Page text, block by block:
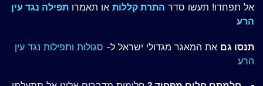
אל תפחדו! תעשו סדר התרת קללות או תאמרו תפילה נגד עין
הרע
תנסו גם את המאגר מגדולי ישראל ל- סגולות ותפילות נגד עין
הרע